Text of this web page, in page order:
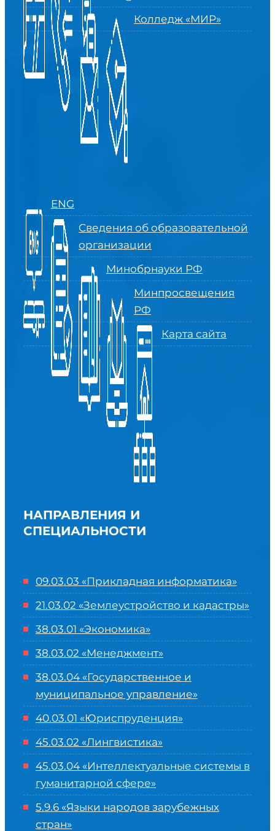
Колледж «МИР»
ENG
Сведения об образовательной
организации
Минобрнауки РФ
Минпросвещения
РФ
Карта сайта
НАПРАВЛЕНИЯ И
СПЕЦИАЛЬНОСТИ
09.03.03 «Прикладная информатика»
21.03.02 «Землеустройство и кадастры»
38.03.01 «Экономика»
38.03.02 «Менеджмент»
38.03.04 «Государственное и
муниципальное управление»
40.03.01 «Юриспруденция»
45.03.02 «Лингвистика»
45.03.04 «Интеллектуальные системы в
гуманитарной сфере»
5.9.6 «Языки народов зарубежных
стран»